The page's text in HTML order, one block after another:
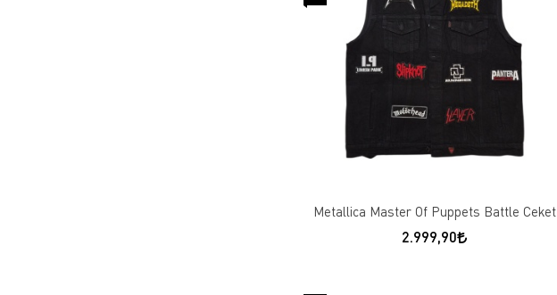
Metallica Master Of Puppets Battle Ceket
2.999,90